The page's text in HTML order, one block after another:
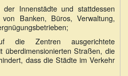
der Innenstädte und stattdessen
Banken, Büros, Verwaltung,
die Zentren ausgerichtete
überdimensionierten Straßen, die
dass die Städte im Verkehr